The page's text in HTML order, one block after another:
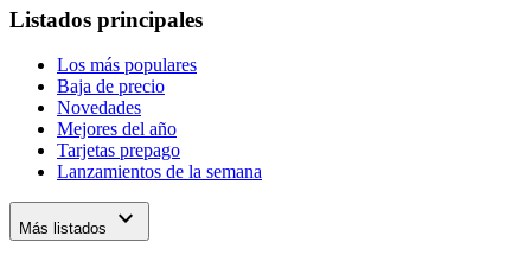
Listados principales
Los más populares
Baja de precio
Novedades
Mejores del año
Tarjetas prepago
Lanzamientos de la semana
Más listados expand_more